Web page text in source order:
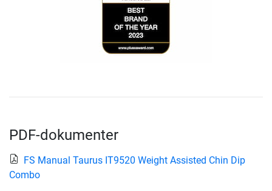
PDF-dokumenter
FS Manual Taurus IT9520 Weight Assisted Chin Dip
Combo